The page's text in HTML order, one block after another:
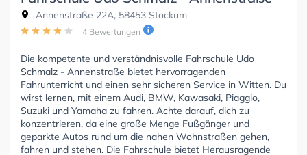
Annenstraße 22A, 58453 Stockum
4 Bewertungen
Die kompetente und verständnisvolle Fahrschule Udo
Schmalz - Annenstraße bietet hervorragenden
Fahrunterricht und einen sehr sicheren Service in Witten. Du
wirst lernen, mit einem Audi, BMW, Kawasaki, Piaggio,
Suzuki und Yamaha zu fahren. Achte darauf, dich zu
konzentrieren, da eine große Menge Fußgänger und
geparkte Autos rund um die nahen Wohnstraßen gehen,
fahren und stehen. Die Fahrschule bietet Herausragende